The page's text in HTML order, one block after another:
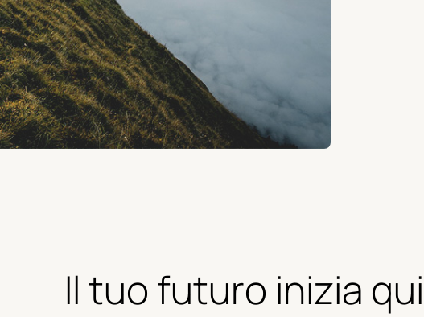
Il tuo futuro inizia qui